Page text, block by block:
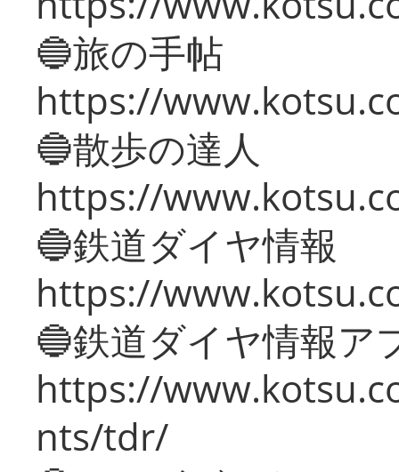
🔵旅の手帖
https://
🔵散歩の達人
https://
🔵鉄道ダイヤ情報
https://
🔵鉄道ダイヤ情報ア
https://
nts/tdr/